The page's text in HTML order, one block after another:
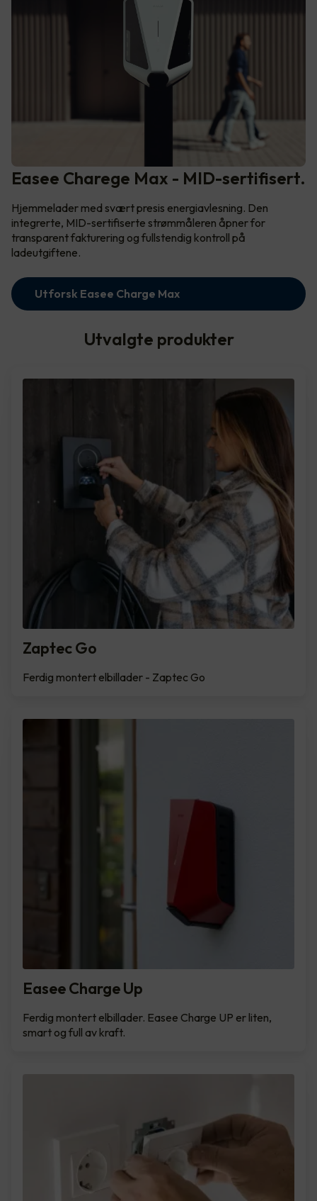
Easee Charege Max - MID-sertifisert.
Hjemmelader med svært presis energiavlesning. Den
integrerte, MID-sertifiserte strømmåleren åpner for
transparent fakturering og fullstendig kontroll på
ladeutgiftene.
Utforsk Easee Charge Max
Utvalgte produkter
Zaptec Go
Ferdig montert elbillader - Zaptec Go
Easee Charge Up
Ferdig montert elbillader. Easee Charge UP er liten,
smart og full av kraft.